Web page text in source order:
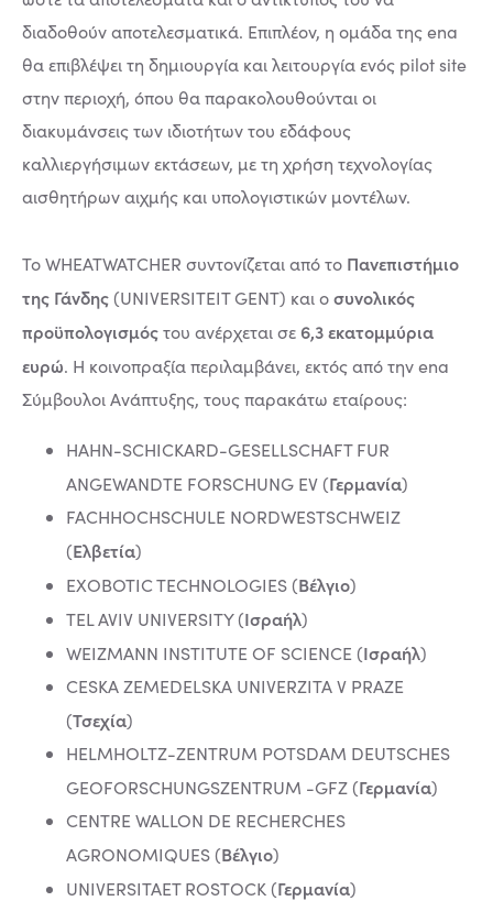
διαδοθούν αποτελεσματικά. Επιπλέον, η ομάδα της ena
θα επιβλέψει τη δημιουργία και λειτουργία ενός pilot site
στην περιοχή, όπου θα παρακολουθούνται οι
διακυμάνσεις των ιδιοτήτων του εδάφους
καλλιεργήσιμων εκτάσεων, με τη χρήση τεχνολογίας
αισθητήρων αιχμής και υπολογιστικών μοντέλων.
Το WHEATWATCHER συντονίζεται από το Πανεπιστήμιο
της Γάνδης(UNIVERSITEIT GENT) και οσυνολικός
προϋπολογισμόςτου ανέρχεται σε 6,3 εκατομμύρια
ευρώ. Η κοινοπραξία περιλαμβάνει, εκτός από την ena
Σύμβουλοι Ανάπτυξης, τους παρακάτω εταίρους:
HAHN-SCHICKARD-GESELLSCHAFT FUR
ANGEWANDTE FORSCHUNG EV (Γερμανία)
FACHHOCHSCHULE NORDWESTSCHWEIZ
(Ελβετία)
EXOBOTIC TECHNOLOGIES (Βέλγιο)
TEL AVIV UNIVERSITY (Ισραήλ)
WEIZMANN INSTITUTE OF SCIENCE (Ισραήλ)
CESKA ZEMEDELSKA UNIVERZITA V PRAZE
(Τσεχία)
HELMHOLTZ-ZENTRUM POTSDAM DEUTSCHES
GEOFORSCHUNGSZENTRUM -GFZ (Γερμανία)
CENTRE WALLON DE RECHERCHES
AGRONOMIQUES (Βέλγιο)
UNIVERSITAET ROSTOCK (Γερμανία)